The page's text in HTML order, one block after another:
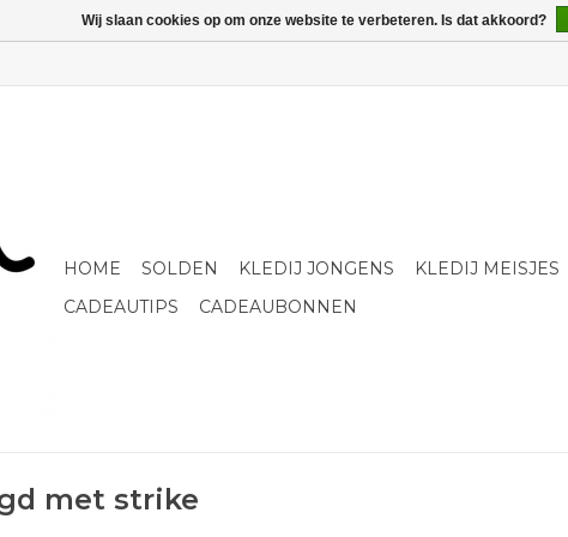
HOME SOLDEN KLEDIJ JONGENS KLEDIJ MEISJES
CADEAUTIPS
CADEAUBONNEN
met strike
Wij slaan cookies op om onze website te verbeteren. Is dat akkoord?